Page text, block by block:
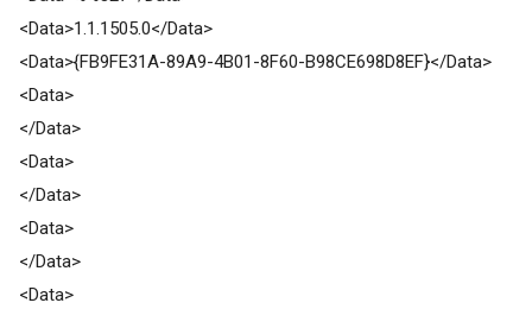
<Data>1.1.1505.0</Data>
<Data>{FB9FE31A-89A9-4B01-8F60-B98CE698D8EF}</Data>
<Data>
</Data>
<Data>
</Data>
<Data>
</Data>
<Data>